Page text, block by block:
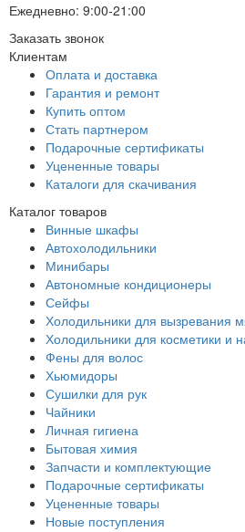
Ежедневно: 9:00-21:00
Заказать звонок
Клиентам
Оплата и доставка
Гарантия и ремонт
Купить оптом
Стать партнером
Подарочные сертификаты
Уцененные товары
Каталоги для скачивания
Каталог товаров
Винные шкафы
Автохолодильники
Минибары
Автономные кондиционеры
Сейфы
Холодильники для вызревания
Холодильники для косметики и
Фены для волос
Хьюмидоры
Сушилки для рук
Чайники
Личная гигиена
Бытовая химия
Запчасти и комплектующие
Подарочные сертификаты
Уцененные товары
Новые поступления